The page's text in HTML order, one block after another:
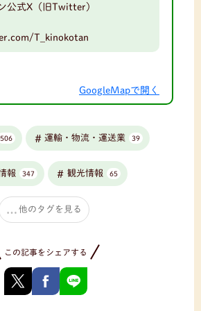
公式X（旧Twitter）
T_kinokotan
GoogleMapで開く
506 運輸・物流・運送業 39
報 347 観光情報 65
他のタグを見る
この記事をシェアする